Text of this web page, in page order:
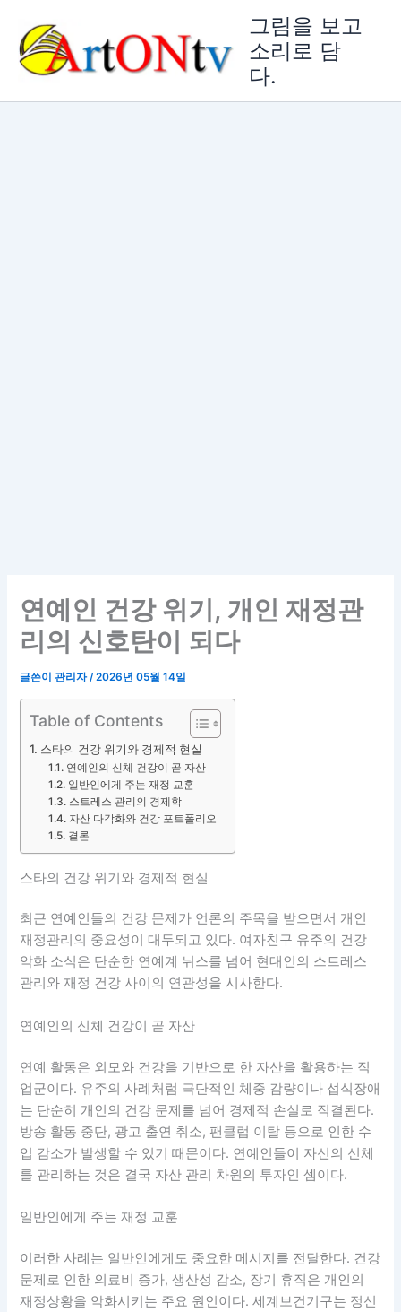
그림을 보고
소리로 담
다.
연예인 건강 위기, 개인 재정관
리의 신호탄이 되다
글쓴이관리자/2026년 05월 14일
Table of Contents
스타의 건강 위기와 경제적 현실
연예인의 신체 건강이 곧 자산
일반인에게 주는 재정 교훈
스트레스 관리의 경제학
자산 다각화와 건강 포트폴리오
결론
스타의 건강 위기와 경제적 현실
최근 연예인들의 건강 문제가 언론의 주목을 받으면서 개인
재정관리의 중요성이 대두되고 있다. 여자친구 유주의 건강
악화 소식은 단순한 연예계 뉘스를 넘어 현대인의 스트레스
관리와 재정 건강 사이의 연관성을 시사한다.
연예인의 신체 건강이 곧 자산
연예 활동은 외모와 건강을 기반으로 한 자산을 활용하는 직
업군이다. 유주의 사례처럼 극단적인 체중 감량이나 섭식장애
는 단순히 개인의 건강 문제를 넘어 경제적 손실로 직결된다.
방송 활동 중단, 광고 출연 취소, 팬클럽 이탈 등으로 인한 수
입 감소가 발생할 수 있기 때문이다. 연예인들이 자신의 신체
를 관리하는 것은 결국 자산 관리 차원의 투자인 셈이다.
일반인에게 주는 재정 교훈
이러한 사례는 일반인에게도 중요한 메시지를 전달한다. 건강
문제로 인한 의료비 증가, 생산성 감소, 장기 휴직은 개인의
재정상황을 악화시키는 주요 원인이다. 세계보건기구는 정신